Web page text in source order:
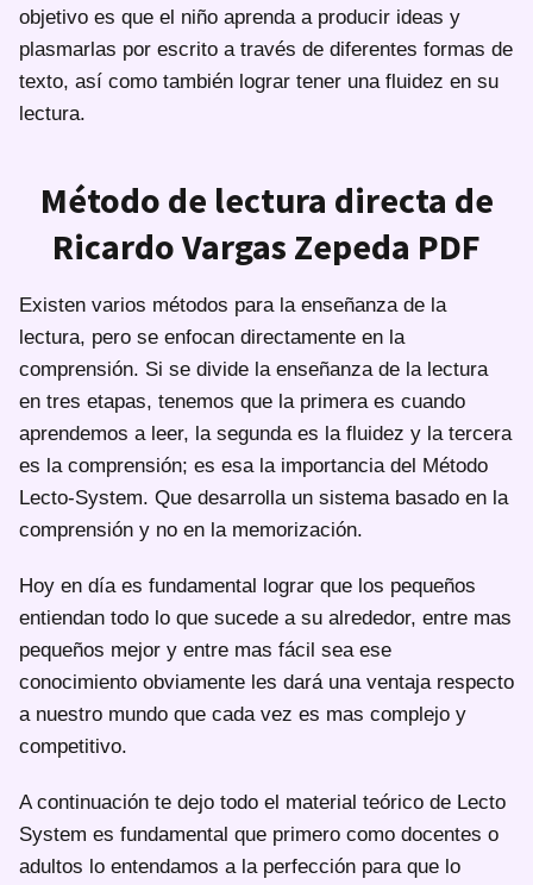
objetivo es que el niño aprenda a producir ideas y
plasmarlas por escrito a través de diferentes formas de
texto, así como también lograr tener una fluidez en su
lectura.
Método de lectura directa de
Ricardo Vargas Zepeda PDF
Existen varios métodos para la enseñanza de la
lectura, pero se enfocan directamente en la
comprensión. Si se divide la enseñanza de la lectura
en tres etapas, tenemos que la primera es cuando
aprendemos a leer, la segunda es la fluidez y la tercera
es la comprensión; es esa la importancia del Método
Lecto-System. Que desarrolla un sistema basado en la
comprensión y no en la memorización.
Hoy en día es fundamental lograr que los pequeños
entiendan todo lo que sucede a su alrededor, entre mas
pequeños mejor y entre mas fácil sea ese
conocimiento obviamente les dará una ventaja respecto
a nuestro mundo que cada vez es mas complejo y
competitivo.
A continuación te dejo todo el material teórico de Lecto
System es fundamental que primero como docentes o
adultos lo entendamos a la perfección para que lo